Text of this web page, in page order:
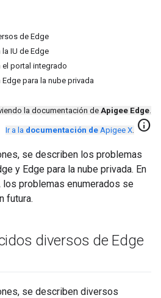
de Edge
IU de Edge
portal integrado
para la nube privada
la documentación deApigee Edge.
Ir a la documentación de Apigee X. info
se describen los problemas
y Edge para la nube privada. En
problemas enumerados se
futura.
diversos de Edge
se describen diversos